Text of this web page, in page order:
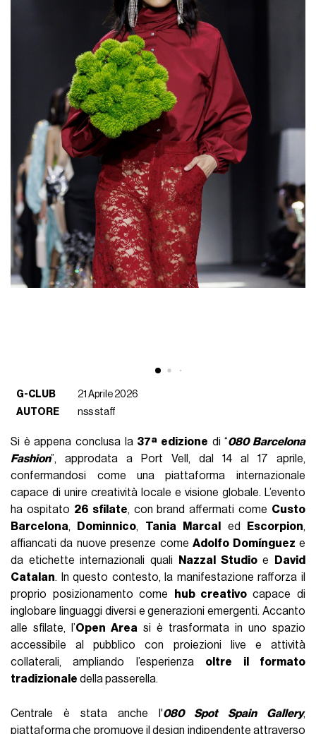
G-CLUB
21 Aprile 2026
AUTORE
nss staff
Si è appena conclusa la 37ª edizione di “080 Barcelona
Fashion”, approdata a Port Vell, dal 14 al 17 aprile,
confermandosi come una piattaforma internazionale
capace di unire creatività locale e visione globale. L’evento
ha ospitato 26 sfilate, con brand affermati come Custo
Barcelona, Dominnico, Tania Marcal ed Escorpion,
affiancati da nuove presenze comeAdolfo Domínguez e
da etichette internazionali quali
Nazzal Studioe
David
Catalan. In questo contesto, la manifestazione rafforza il
proprio posizionamento come
hub creativo capace di
inglobare linguaggi diversi e generazioni emergenti. Accanto
alle sfilate, l’Open Area si è trasformata in uno spazio
accessibile al pubblico con proiezioni live e attività
collaterali, ampliando l’esperienza oltre il formato
tradizionale della passerella.
Centrale è stata anche l'080 Spot Spain Gallery,
piattaforma che promuove il design indipendente attraverso